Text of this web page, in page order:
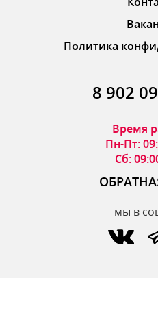
Политика
8 902
Время
Пн-Пт:
Сб:
мы в